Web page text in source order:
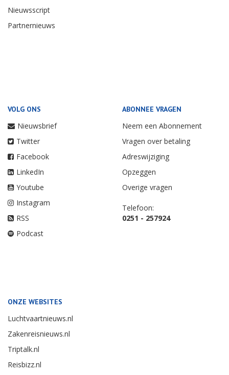
Nieuwsscript
Partnernieuws
VOLG ONS
Nieuwsbrief
Twitter
Facebook
LinkedIn
Youtube
Instagram
RSS
Podcast
ABONNEE VRAGEN
Neem een Abonnement
Vragen over betaling
Adreswijziging
Opzeggen
Overige vragen
Telefoon:
0251 - 257924
ONZE WEBSITES
Luchtvaartnieuws.nl
Zakenreisnieuws.nl
Triptalk.nl
Reisbizz.nl